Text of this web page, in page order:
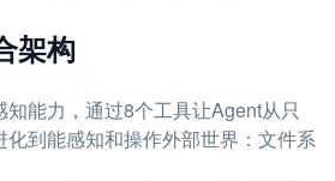
架构
能力，通过8个工具让Agent从只
到能感知和操作外部世界：文件系